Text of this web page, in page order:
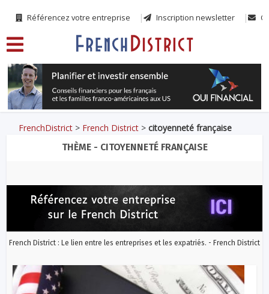
Référencez votre entreprise Inscription newsletter
FrenchDistrict > French District >citoyenneté française
THÈME - CITOYENNETÉ FRANÇAISE
French District : Le lien entre les entreprises et les expatriés. - French District